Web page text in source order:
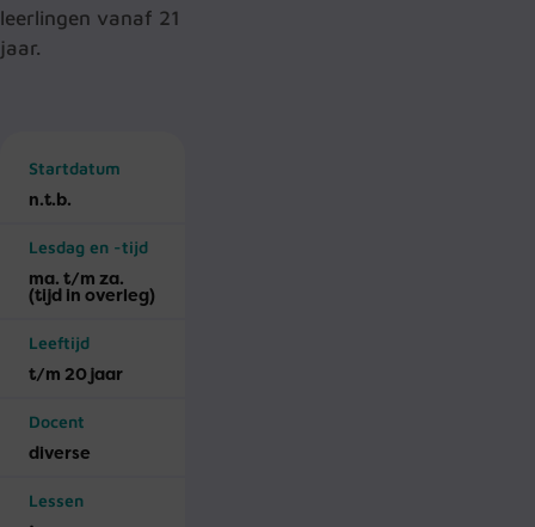
leerlingen vanaf 21
jaar.
Startdatum
n.t.b.
Lesdag en -tijd
ma. t/m za.
(tijd in overleg)
Leeftijd
t/m 20 jaar
Docent
diverse
Lessen